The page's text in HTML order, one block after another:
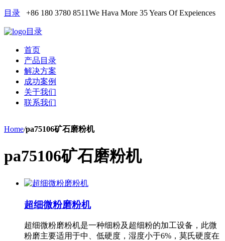
目录 +86 180 3780 8511We Hava More 35 Years Of Expeiences
目录
首页
产品目录
解决方案
成功案例
关于我们
联系我们
Home/pa75106矿石磨粉机
pa75106矿石磨粉机
超细微粉磨粉机
超细微粉磨粉机是一种细粉及超细粉的加工设备，此微
粉磨主要适用于中、低硬度，湿度小于6%，莫氏硬度在